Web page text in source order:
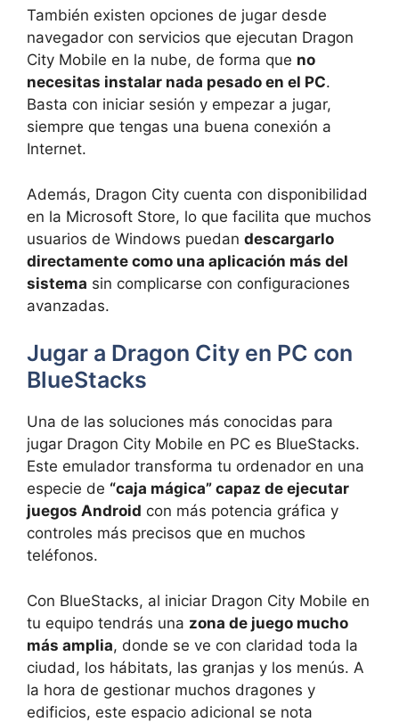
También existen opciones de jugar desde
navegador con servicios que ejecutan Dragon
City Mobile en la nube, de forma que no
necesitas instalar nada pesado en el PC.
Basta con iniciar sesión y empezar a jugar,
siempre que tengas una buena conexión a
Internet.
Además, Dragon City cuenta con disponibilidad
en la Microsoft Store, lo que facilita que muchos
usuarios de Windows puedan descargarlo
directamente como una aplicación más del
sistema sin complicarse con configuraciones
avanzadas.
Jugar a Dragon City en PC con
BlueStacks
Una de las soluciones más conocidas para
jugar Dragon City Mobile en PC es BlueStacks.
Este emulador transforma tu ordenador en una
especie de “caja mágica” capaz de ejecutar
juegos Android con más potencia gráfica y
controles más precisos que en muchos
teléfonos.
Con BlueStacks, al iniciar Dragon City Mobile en
tu equipo tendrás una zona de juego mucho
más amplia, donde se ve con claridad toda la
ciudad, los hábitats, las granjas y los menús. A
la hora de gestionar muchos dragones y
edificios, este espacio adicional se nota